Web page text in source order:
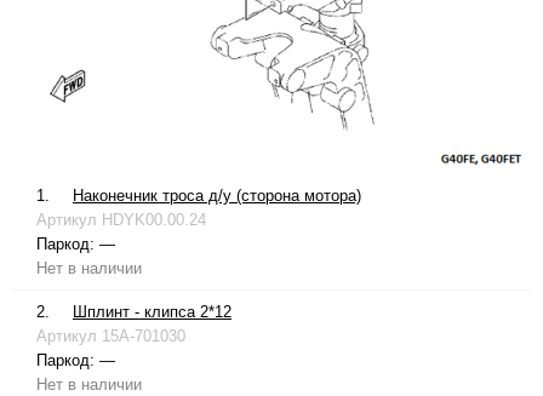
1.
Наконечник троса д/у (сторона мотора)
Артикул HDYK00.00.24
Паркод: —
Нет в наличии
2.
Шплинт - клипса 2*12
Артикул 15A-701030
Паркод: —
Нет в наличии